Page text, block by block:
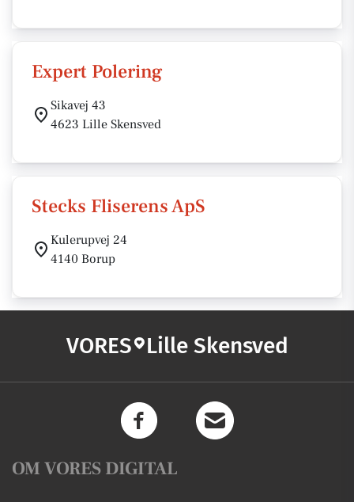
Expert Polering
Sikavej 43
4623 Lille Skensved
Stecks Fliserens ApS
Kulerupvej 24
4140 Borup
VORES Lille Skensved
OM VORES DIGITAL